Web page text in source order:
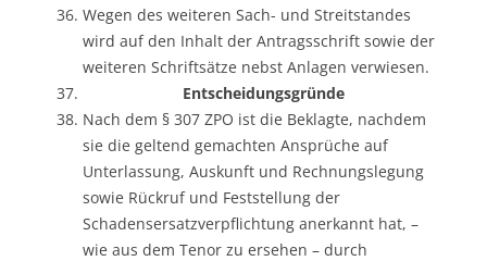
Wegen des weiteren Sach- und Streitstandes
wird auf den Inhalt der Antragsschrift sowie der
weiteren Schriftsätze nebst Anlagen verwiesen.
Entscheidungsgründe
Nach dem § 307 ZPO ist die Beklagte, nachdem
sie die geltend gemachten Ansprüche auf
Unterlassung, Auskunft und Rechnungslegung
sowie Rückruf und Feststellung der
Schadensersatzverpflichtung anerkannt hat, –
wie aus dem Tenor zu ersehen – durch